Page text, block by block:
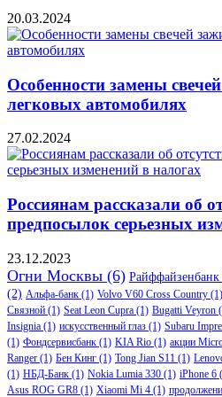
20.03.2024
Особенности замены
легковых автомобилях
27.02.2024
Россиянам рассказали об
предпосылок серьезных
23.12.2023
Огни Москвы (6) Райффайзенбанк
(2) Альфа-банк (1) Volvo V60 Cross Country (1)
Связной (1) Seat Leon Cupra (1) Bugatti Veyron
Insignia (1) искусственный глаз (1) Subaru
(1) Фондсервисбанк (1) KIA Rio (1) акции
Ranger (1) Бен Кинг (1) Tong Jian S11 (1)
(1) НБД-Банк (1) Nokia Lumia 330 (1) iPhone 6
Asus ROG GR8 (1) Xiaomi Mi 4 (1)